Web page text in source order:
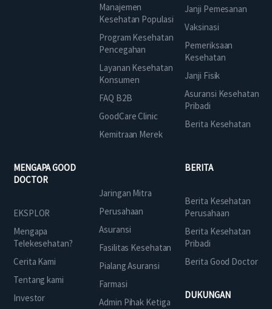
Manajemen
Kesehatan Populasi
Program Kesehatan
Pencegahan
Layanan Kesehatan
Konsumen
FAQ B2B
GoodCare Clinic
Kemitraan Merek
Janji Pemesanan
Vaksinasi
Pemeriksaan
Kesehatan
Janji Fisik
Asuransi Kesehatan
Pribadi
Berita Kesehatan
MENGAPA GOOD
DOCTOR
EKSPLOR
Mengapa
Telekesehatan?
Cerita Kami
Tentang kami
Investor
Jaringan Mitra
Perusahaan
Asuransi
Fasilitas Kesehatan
Pialang Asuransi
Farmasi
Admin Pihak Ketiga
BERITA
Berita Kesehatan
Perusahaan
Berita Kesehatan
Pribadi
Berita Good Doctor
DUKUNGAN